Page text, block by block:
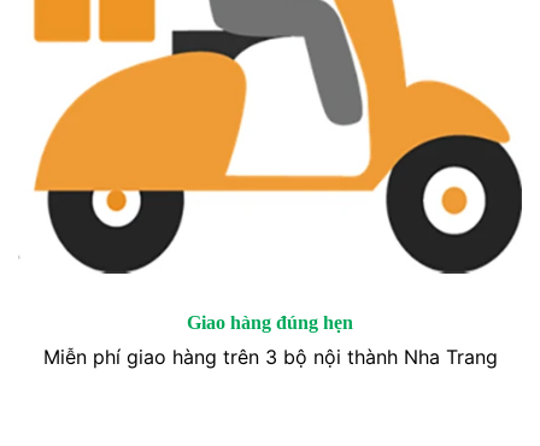
Giao hàng đúng hẹn
Miễn phí giao hàng trên 3 bộ nội thành Nha Trang